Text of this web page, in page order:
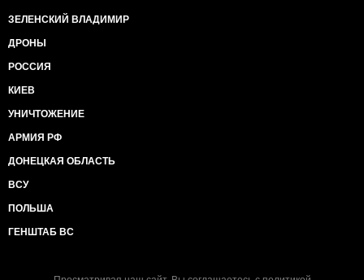
ЗЕЛЕНСКИЙ ВЛАДИМИР
ДРОНЫ
РОССИЯ
КИЕВ
УНИЧТОЖЕНИЕ
АРМИЯ РФ
ДОНЕЦКАЯ ОБЛАСТЬ
ВСУ
ПОЛЬША
ГЕНШТАБ ВС